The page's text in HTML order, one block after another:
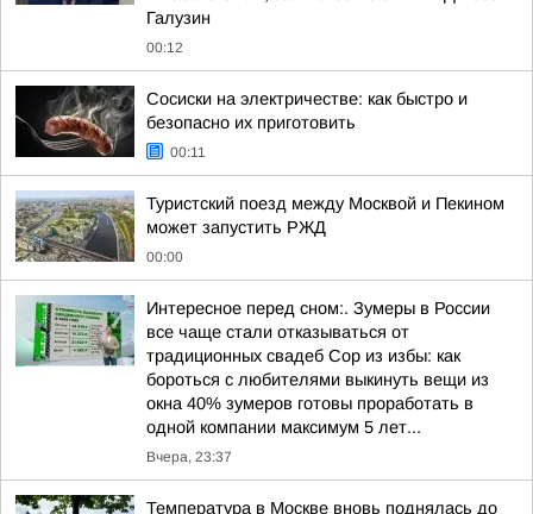
Галузин
00:12
Сосиски на электричестве: как быстро и
безопасно их приготовить
00:11
Туристский поезд между Москвой и Пекином
может запустить РЖД
00:00
Интересное перед сном:. Зумеры в России
все чаще стали отказываться от
традиционных свадеб Сор из избы: как
бороться с любителями выкинуть вещи из
окна 40% зумеров готовы проработать в
одной компании максимум 5 лет...
Вчера, 23:37
Температура в Москве вновь поднялась до